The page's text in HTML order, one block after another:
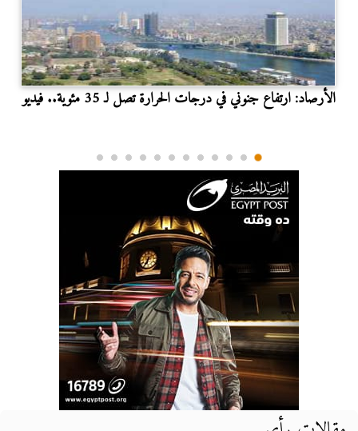
الأرصاد: ارتفاع جنوني في درجات الحرارة تصل لـ 35 مئوية.. فيديو